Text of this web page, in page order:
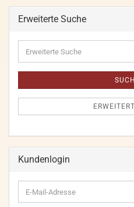
Erweiterte Suche
Suche
Kundenlogin
E-
Mail-